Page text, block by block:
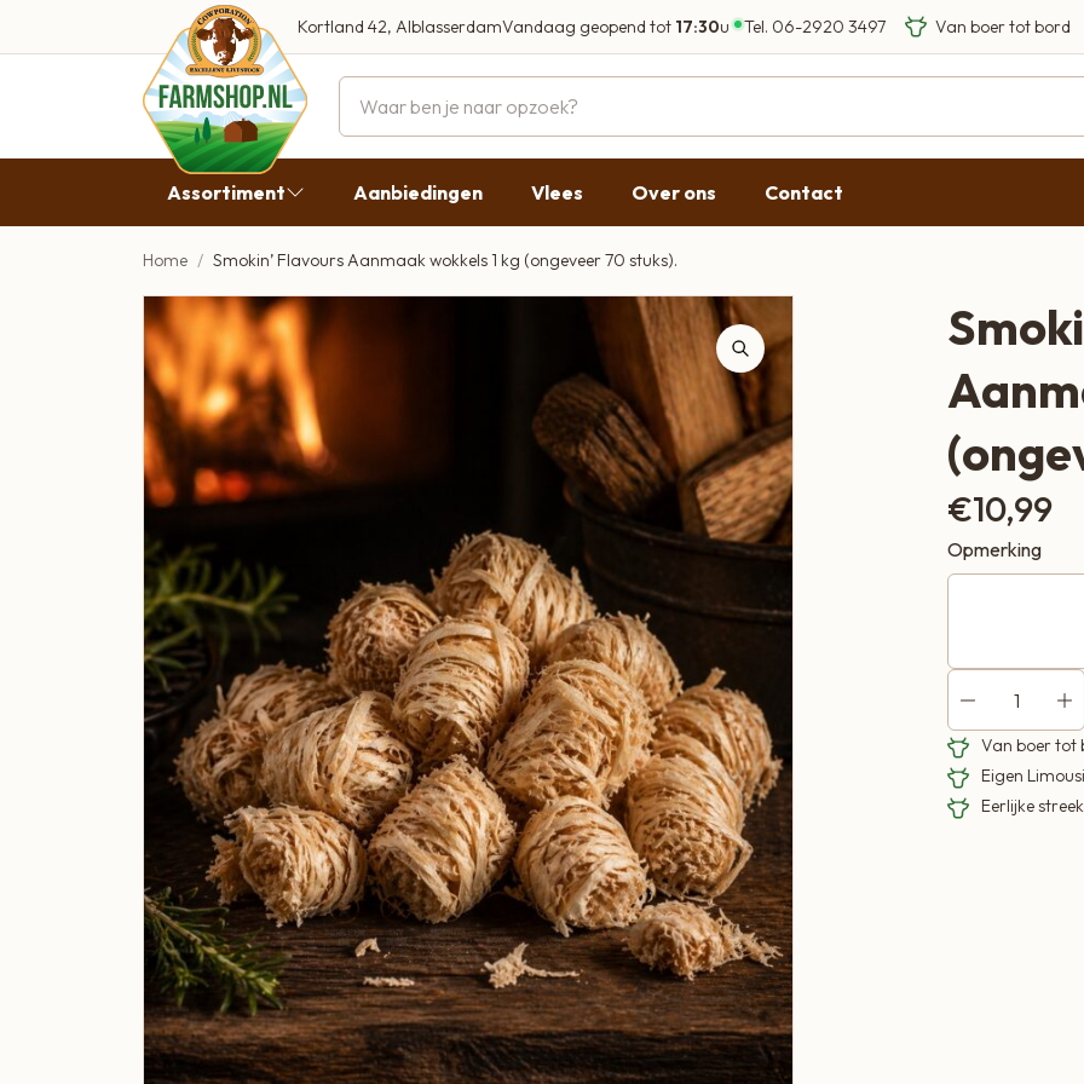
Kortland 42, AlblasserdamVandaag geopend tot 17:30u
Woensdag 09:00 - 17:30
Vrijdag 09:00 - 18:00
09:00 - 17:30
Gesloten
Tel. 06-2920 3497
Eigen Limousin
Eerlijke
Assortiment
Vlees
Broodbeleg & Worst
Boeren Zuivel
Boeren Roomijs
Boeren Kaas
BBQ
Cadeau
Dranken
Groente & Fruit
Koken, Bakken & Maaltijden
Lifestyle
Snacks & Borrel
Thee & Sappen
Vleespakketten
Zoetbeleg & Ontbijt
Aanbiedingen Vlees Over ons Contact
Home Smokin’ Flavours Aanmaak wokkels 1 kg (ongeveer 70 stuks).
€10,99
Opmerking
Van boer tot
Eigen
Eerlijke